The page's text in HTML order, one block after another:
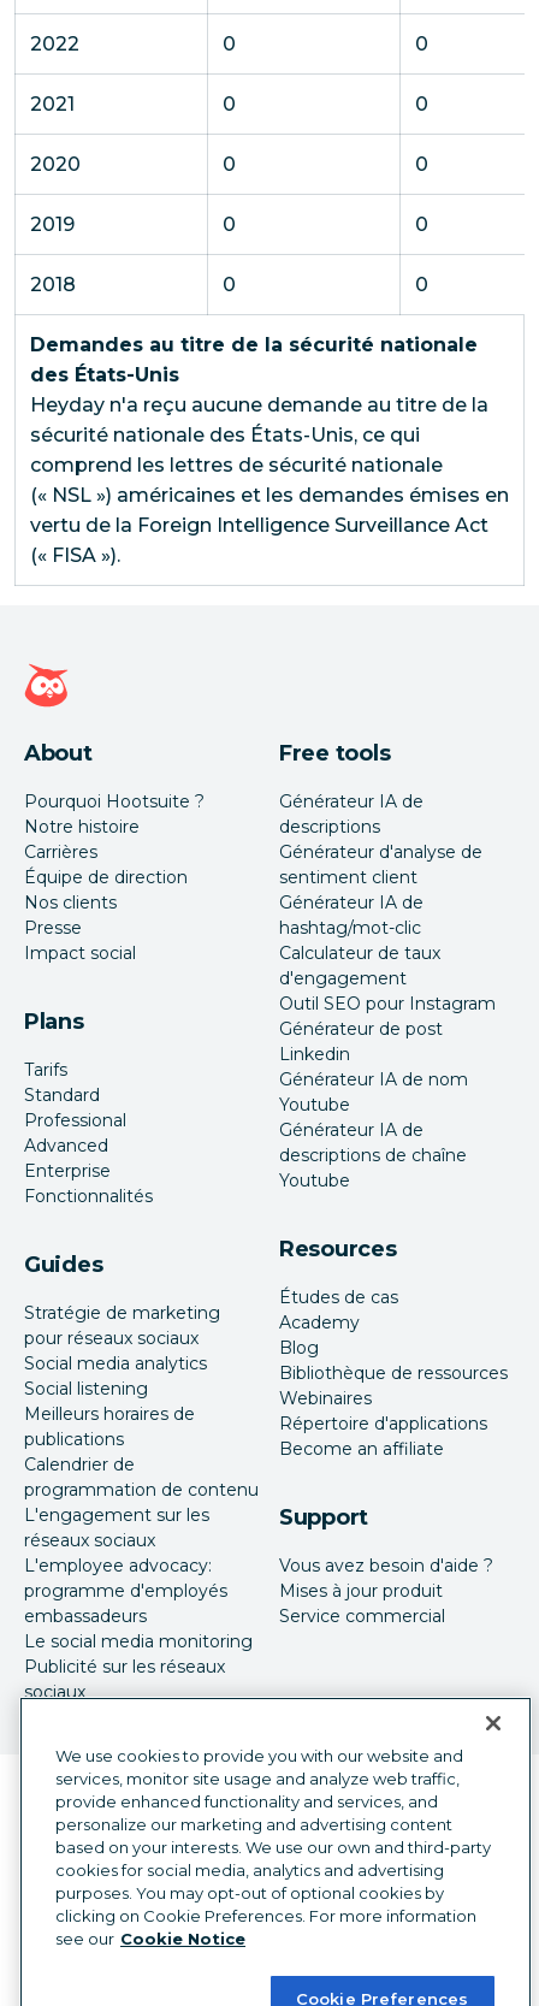
2022 0 0
2021 0 0
2020 0 0
2019 0 0
2018 0 0
Demandes au titre de la sécurité nationale
des États-Unis
Heyday n'a reçu aucune demande au titre de la
sécurité nationale des États-Unis, ce qui
comprend les lettres de sécurité nationale
(« NSL ») américaines et les demandes émises en
vertu de la Foreign Intelligence Surveillance Act
(« FISA »).
Page d'accueil Hootsuite
About
Pourquoi Hootsuite ?
Notre histoire
Carrières
Équipe de direction
Nos clients
Presse
Impact social
Plans
Tarifs
Standard
Professional
Advanced
Enterprise
Fonctionnalités
Guides
Stratégie de marketing
pour réseaux sociaux
Social media analytics
Social listening
Meilleurs horaires de
publications
Calendrier de
programmation de contenu
L'engagement sur les
réseaux sociaux
L'employee advocacy:
programme d'employés
embassadeurs
Le social media monitoring
Publicité sur les réseaux
sociaux
Free tools
Générateur IA de
descriptions
Générateur d'analyse de
sentiment client
Générateur IA de
hashtag/mot-clic
Calculateur de taux
d'engagement
Outil SEO pour Instagram
Générateur de post
Linkedin
Générateur IA de nom
Youtube
Générateur IA de
descriptions de chaîne
Youtube
Resources
Études de cas
Academy
Blog
Bibliothèque de ressources
Webinaires
Répertoire d'applications
Become an affiliate
Support
Vous avez besoin d'aide ?
Mises à jour produit
Service commercial
Sélecteur de langue
French
©2026 Hootsuite Inc. Tous droits réservés.
Centre juridique
Centre de confiance
Confidentialité
Préférences en matière de cookies
Accessibilité
We use cookies to provide you with our website and
services, monitor site usage and analyze web traffic,
provide enhanced functionality and services, and
personalize our marketing and advertising content
based on your interests. We use our own and third-party
cookies for social media, analytics and advertising
purposes. You may opt-out of optional cookies by
clicking on Cookie Preferences. For more information
see our Cookie Notice
Cookie Preferences